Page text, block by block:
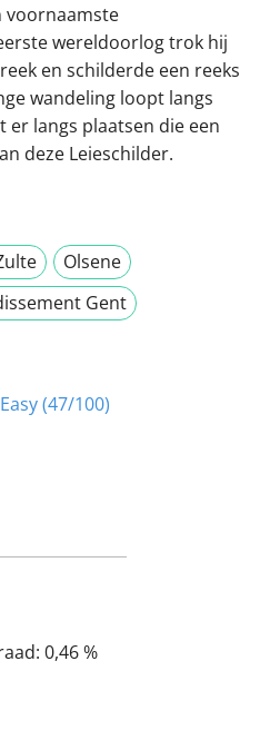
voornaamste
wereldoorlog trok hij
en schilderde een reeks
wandeling loopt langs
langs plaatsen die een
deze Leieschilder.
Olsene
Gent
Easy (47/100)
0,46 %